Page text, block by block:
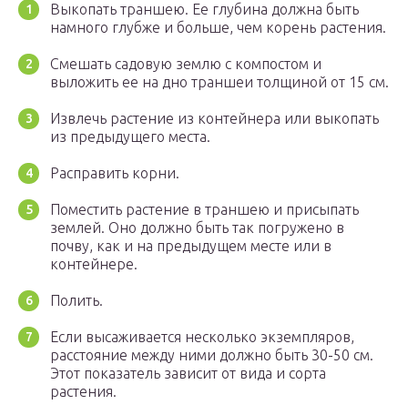
Выкопать траншею. Ее глубина должна быть
намного глубже и больше, чем корень растения.
Смешать садовую землю с компостом и
выложить ее на дно траншеи толщиной от 15 см.
Извлечь растение из контейнера или выкопать
из предыдущего места.
Расправить корни.
Поместить растение в траншею и присыпать
землей. Оно должно быть так погружено в
почву, как и на предыдущем месте или в
контейнере.
Полить.
Если высаживается несколько экземпляров,
расстояние между ними должно быть 30-50 см.
Этот показатель зависит от вида и сорта
растения.